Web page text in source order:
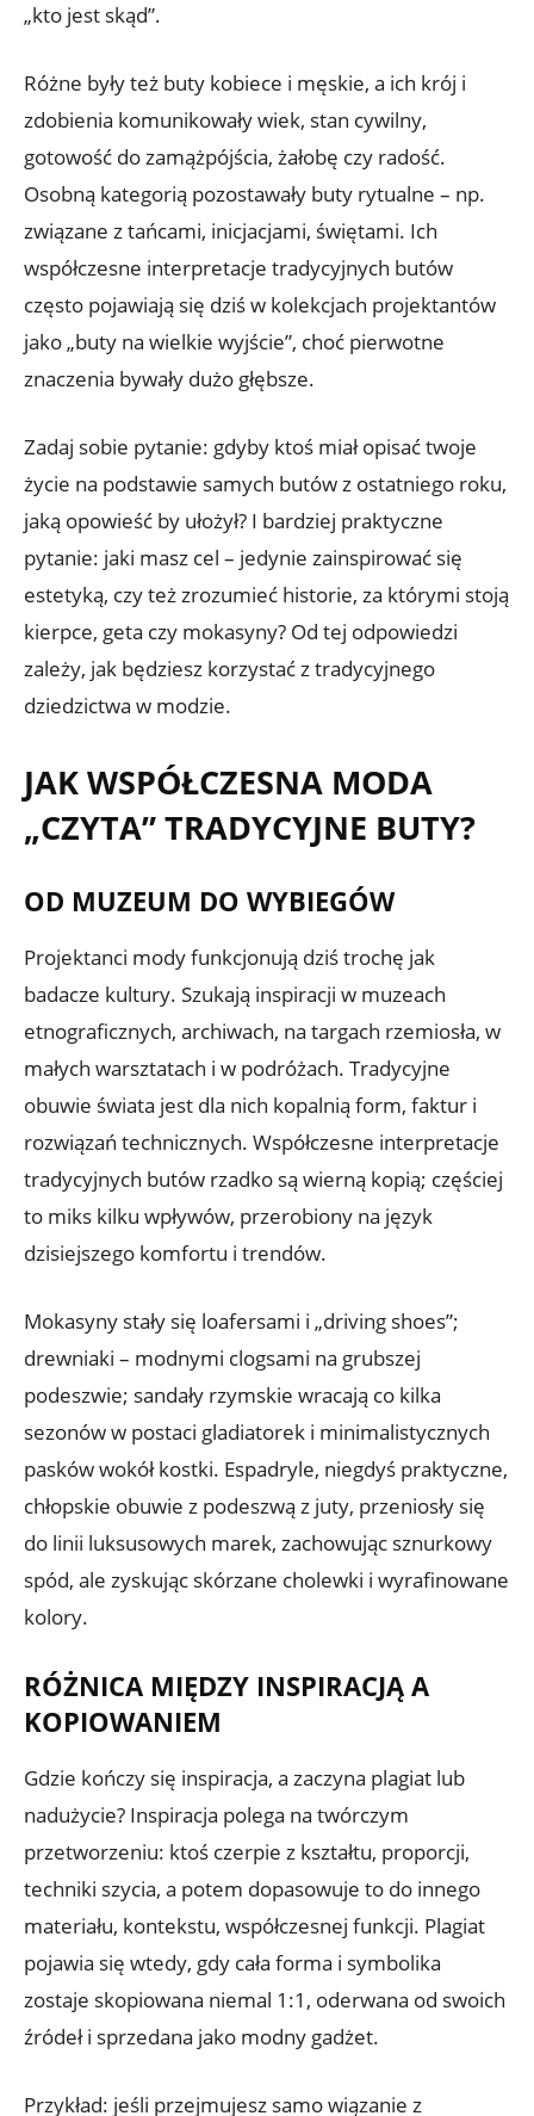
„kto jest skąd”.
Różne były też buty kobiece i męskie, a ich krój i
zdobienia komunikowały wiek, stan cywilny,
gotowość do zamążpójścia, żałobę czy radość.
Osobną kategorią pozostawały buty rytualne – np.
związane z tańcami, inicjacjami, świętami. Ich
współczesne interpretacje tradycyjnych butów
często pojawiają się dziś w kolekcjach projektantów
jako „buty na wielkie wyjście”, choć pierwotne
znaczenia bywały dużo głębsze.
Zadaj sobie pytanie: gdyby ktoś miał opisać twoje
życie na podstawie samych butów z ostatniego roku,
jaką opowieść by ułożył? I bardziej praktyczne
pytanie: jaki masz cel – jedynie zainspirować się
estetyką, czy też zrozumieć historie, za którymi stoją
kierpce, geta czy mokasyny? Od tej odpowiedzi
zależy, jak będziesz korzystać z tradycyjnego
dziedzictwa w modzie.
JAK WSPÓŁCZESNA MODA
„CZYTA” TRADYCYJNE BUTY?
OD MUZEUM DO WYBIEGÓW
Projektanci mody funkcjonują dziś trochę jak
badacze kultury. Szukają inspiracji w muzeach
etnograficznych, archiwach, na targach rzemiosła, w
małych warsztatach i w podróżach. Tradycyjne
obuwie świata jest dla nich kopalnią form, faktur i
rozwiązań technicznych. Współczesne interpretacje
tradycyjnych butów rzadko są wierną kopią; częściej
to miks kilku wpływów, przerobiony na język
dzisiejszego komfortu i trendów.
Mokasyny stały się loafersami i „driving shoes”;
drewniaki – modnymi clogsami na grubszej
podeszwie; sandały rzymskie wracają co kilka
sezonów w postaci gladiatorek i minimalistycznych
pasków wokół kostki. Espadryle, niegdyś praktyczne,
chłopskie obuwie z podeszwą z juty, przeniosły się
do linii luksusowych marek, zachowując sznurkowy
spód, ale zyskując skórzane cholewki i wyrafinowane
kolory.
RÓŻNICA MIĘDZY INSPIRACJĄ A
KOPIOWANIEM
Gdzie kończy się inspiracja, a zaczyna plagiat lub
nadużycie? Inspiracja polega na twórczym
przetworzeniu: ktoś czerpie z kształtu, proporcji,
techniki szycia, a potem dopasowuje to do innego
materiału, kontekstu, współczesnej funkcji. Plagiat
pojawia się wtedy, gdy cała forma i symbolika
zostaje skopiowana niemal 1:1, oderwana od swoich
źródeł i sprzedana jako modny gadżet.
Przykład: jeśli przejmujesz samo wiązanie z